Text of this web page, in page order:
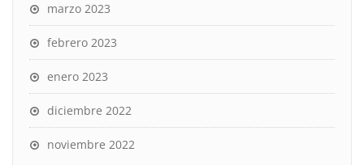
marzo 2023
febrero 2023
enero 2023
diciembre 2022
noviembre 2022